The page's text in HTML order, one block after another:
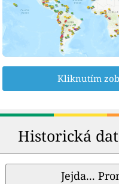
Kliknutím
Historická
Jejda...